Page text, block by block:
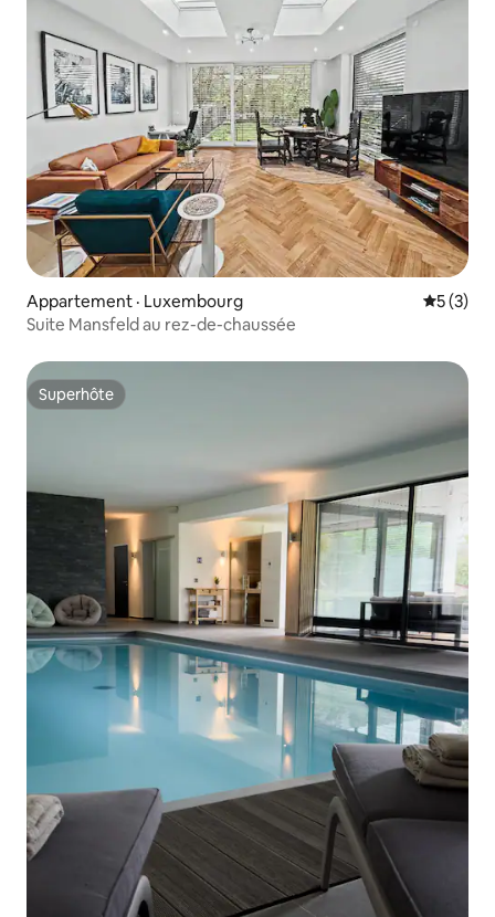
Appartement · Luxembourg Note
5 (3)
Suite Mansfeld au rez-de-chaussée
Superhôte
Superhôte